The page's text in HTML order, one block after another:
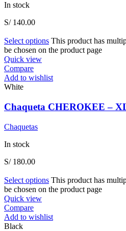
In stock
S/140.00
Select options This product has
be chosen on the product page
Quick view
Compare
Add to wishlist
White
Chaqueta CHEROKEE –
Chaquetas
In stock
S/180.00
Select options This product has
be chosen on the product page
Quick view
Compare
Add to wishlist
Black